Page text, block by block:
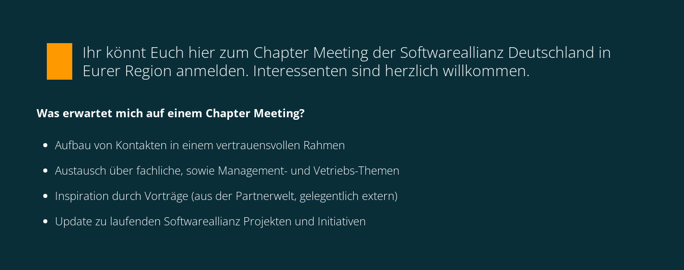
Ihr könnt Euch hier zum Chapter Meeting der Softwareallianz Deutschland in
Eurer Region anmelden. Interessenten sind herzlich willkommen.
Was erwartet mich auf einem Chapter Meeting?
Aufbau von Kontakten in einem vertrauensvollen Rahmen
Austausch über fachliche, sowie Management- und Vetriebs-Themen
Inspiration durch Vorträge (aus der Partnerwelt, gelegentlich extern)
Update zu laufenden Softwareallianz Projekten und Initiativen